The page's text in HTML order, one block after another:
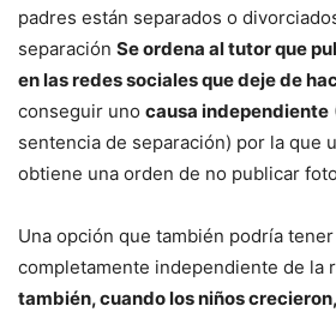
padres están separados o
separación Se ordena al tutor que
en las redes sociales que deje de
conseguir uno causa independiente
sentencia de separación) por la que
obtiene una orden de no publicar
Una opción que también podría
completamente independiente de la
también, cuando los niños